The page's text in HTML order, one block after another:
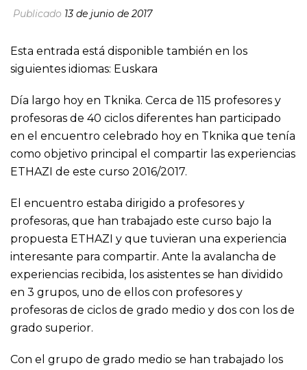
Publicado 13 de junio de 2017
Esta entrada está disponible también en los
siguientes idiomas: Euskara
Día largo hoy en Tknika. Cerca de 115 profesores y
profesoras de 40 ciclos diferentes han participado
en el encuentro celebrado hoy en Tknika que tenía
como objetivo principal el compartir las experiencias
ETHAZI de este curso 2016/2017.
El encuentro estaba dirigido a profesores y
profesoras, que han trabajado este curso bajo la
propuesta ETHAZI y que tuvieran una experiencia
interesante para compartir. Ante la avalancha de
experiencias recibida, los asistentes se han dividido
en 3 grupos, uno de ellos con profesores y
profesoras de ciclos de grado medio y dos con los de
grado superior.
Con el grupo de grado medio se han trabajado los